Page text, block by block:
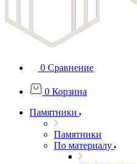
0 Сравнение
0 Корзина
Памятники
Памятники
По материалу